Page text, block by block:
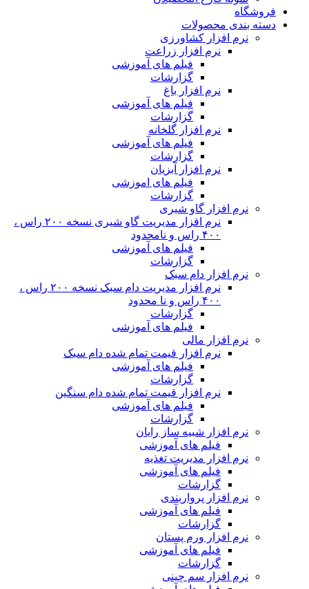
فروشگاه
دسته بندی محصولات
نرم افزار کشاورزی
نرم افزار زراعت
فیلم های آموزشی
گزارشات
نرم افزار باغ
فیلم های آموزشی
گزارشات
نرم افزار گلخانه
فیلم های آموزشی
گزارشات
نرم افزار آبزیان
فیلم های اموزشی
گزارشات
نرم افزار گاو شیری
نرم افزار مدیریت گاو شیری نسخه ۲۰۰ راس ،
۴۰۰ راس و نامحدود
فیلم های آموزشی
گزارشات
نرم افزار دام سبک
نرم افزار مدیریت دام سبک نسخه ۲۰۰ راس ،
۴۰۰ راس و نا محدود
گزارشات
فیلم های آموزشی
نرم افزار مالی
نرم افزار قیمت تمام شده دام سبک
فیلم های آموزشی
گزارشات
نرم افزار قیمت تمام شده دام سنگین
فیلم های آموزشی
گزارشات
نرم افزار شبیه ساز رایان
فیلم های آموزشی
نرم افزار مدیریت تغذیه
فیلم های آموزشی
گزارشات
نرم افزار پرواربندی
فیلم های آموزشی
گزارشات
نرم افزار ورم پستان
فیلم های آموزشی
گزارشات
نرم افزار سم چینی